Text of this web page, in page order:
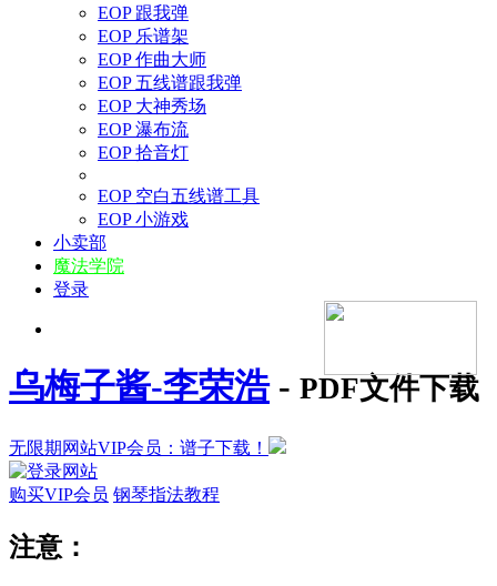
EOP 跟我弹
EOP 乐谱架
EOP 作曲大师
EOP 五线谱跟我弹
EOP 大神秀场
EOP 瀑布流
EOP 拾音灯
EOP 空白五线谱工具
EOP 小游戏
小卖部
魔法学院
登录
乌梅子酱-李荣浩- PDF文件下载
无限期网站VIP会员：谱子下载！
购买VIP会员 钢琴指法教程
注意：